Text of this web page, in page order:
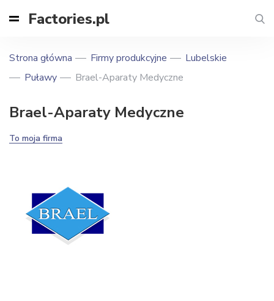
Factories.pl
Strona główna Firmy produkcyjne
Lubelskie
Puławy
Brael-Aparaty Medyczne
Brael-Aparaty Medyczne
To moja firma